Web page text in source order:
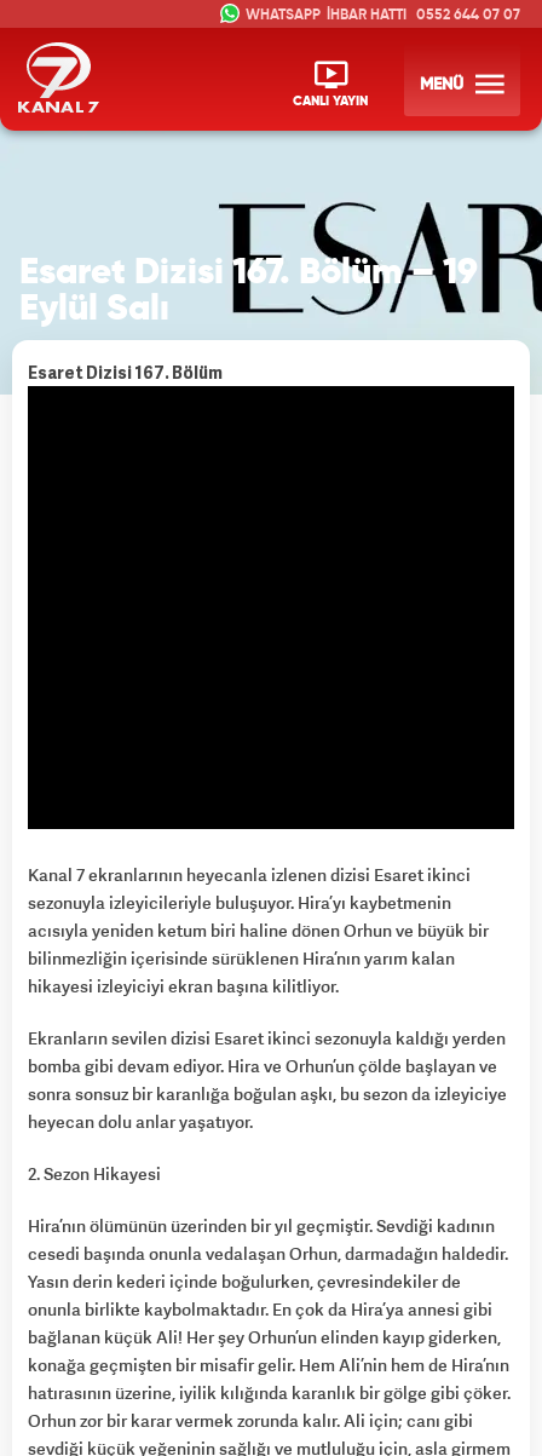
CANLI YAYIN
MENÜ
İHBAR HATTI 0552 644 07 07
Esaret Dizisi 167. Bölüm – 19
Eylül Salı
Esaret Dizisi 167. Bölüm
Kanal 7 ekranlarının heyecanla izlenen dizisi Esaret ikinci
sezonuyla izleyicileriyle buluşuyor. Hira’yı kaybetmenin
acısıyla yeniden ketum biri haline dönen Orhun ve büyük bir
bilinmezliğin içerisinde sürüklenen Hira’nın yarım kalan
hikayesi izleyiciyi ekran başına kilitliyor.
Ekranların sevilen dizisi Esaret ikinci sezonuyla kaldığı yerden
bomba gibi devam ediyor. Hira ve Orhun’un çölde başlayan ve
sonra sonsuz bir karanlığa boğulan aşkı, bu sezon da izleyiciye
heyecan dolu anlar yaşatıyor.
2. Sezon Hikayesi
Hira’nın ölümünün üzerinden bir yıl geçmiştir. Sevdiği kadının
cesedi başında onunla vedalaşan Orhun, darmadağın haldedir.
Yasın derin kederi içinde boğulurken, çevresindekiler de
onunla birlikte kaybolmaktadır. En çok da Hira’ya annesi gibi
bağlanan küçük Ali! Her şey Orhun’un elinden kayıp giderken,
konağa geçmişten bir misafir gelir. Hem Ali’nin hem de Hira’nın
hatırasının üzerine, iyilik kılığında karanlık bir gölge gibi çöker.
Orhun zor bir karar vermek zorunda kalır. Ali için; canı gibi
sevdiği küçük yeğeninin sağlığı ve mutluluğu için, asla girmem